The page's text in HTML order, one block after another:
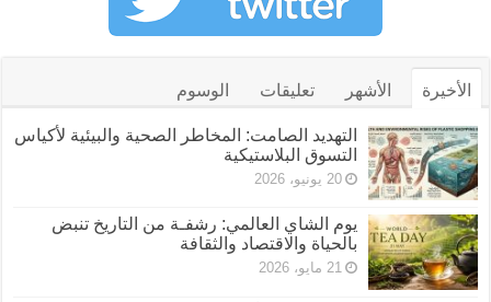
الأخيرة الأشهر تعليقات الوسوم
التهديد الصامت: المخاطر الصحية والبيئية لأكياس
التسوق البلاستيكية
20 يونيو، 2026
يوم الشاي العالمي: رشفـة من التاريخ تنبض
بالحياة والاقتصاد والثقافة
21 مايو، 2026